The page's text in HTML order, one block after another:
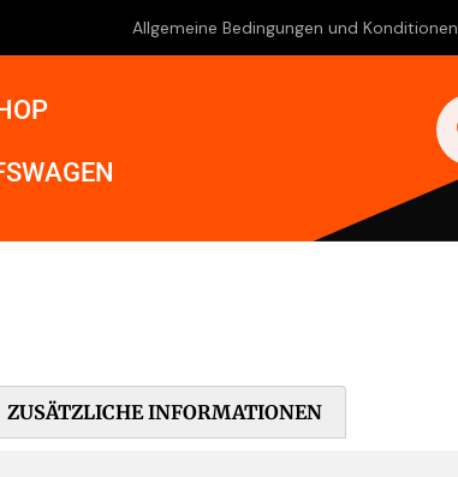
Allgemeine Bedingungen und Konditionen
ZUSÄTZLICHE INFORMATIONEN